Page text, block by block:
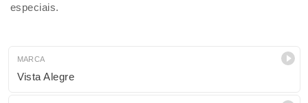
especiais.
MARCA
Vista Alegre